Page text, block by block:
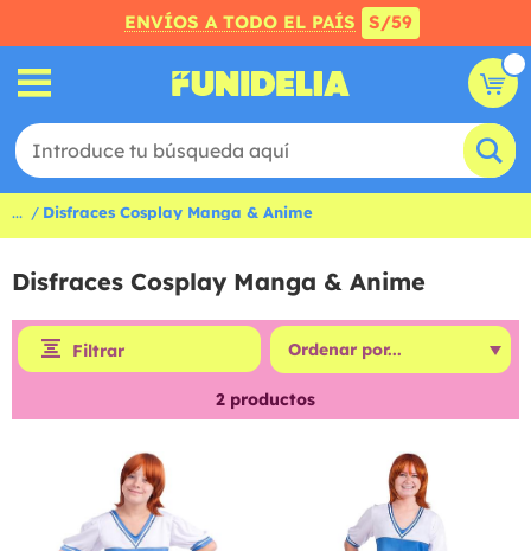
ENVÍOS A TODO EL PAÍS S/59
... Disfraces Cosplay Manga & Anime
Disfraces Cosplay Manga & Anime
Filtrar
2 productos